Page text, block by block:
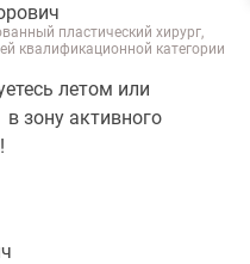
пластический хирург,
квалификационной категории
летом или
зону активного